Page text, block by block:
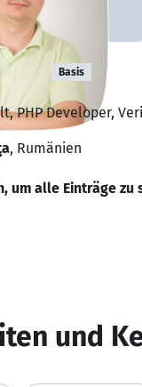
Basis
PHP Developer,
, Rumänien
um alle Einträge zu
und